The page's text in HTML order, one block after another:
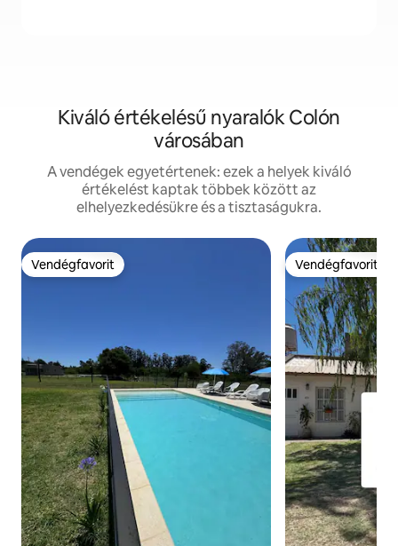
Kiváló értékelésű nyaralók Colón
városában
A vendégek egyetértenek: ezek a helyek kiváló
értékelést kaptak többek között az
elhelyezkedésükre és a tisztaságukra.
Vendégfavorit
Vendégfavorit Vendégfavorit
Vendégfavorit